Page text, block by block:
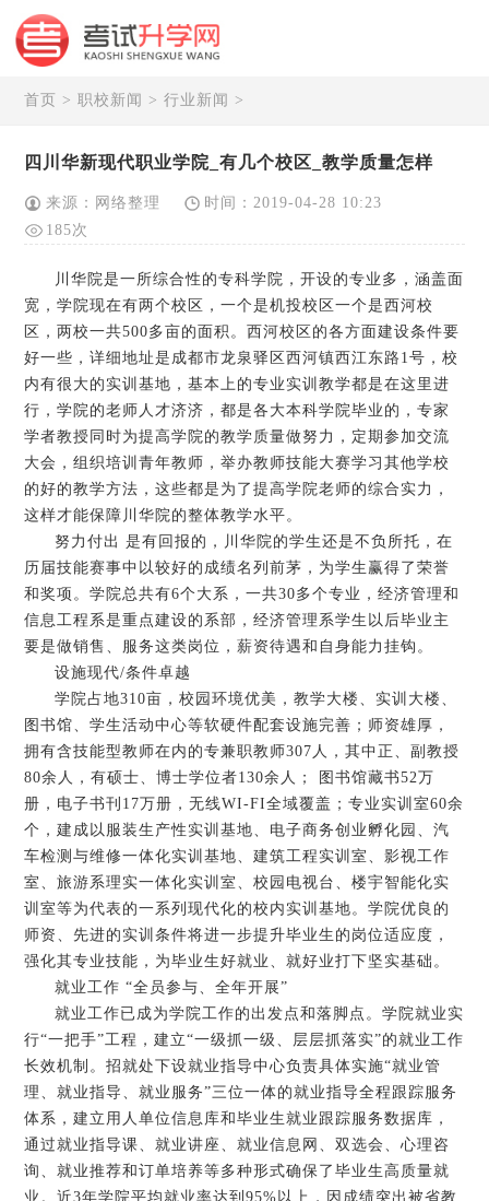
首页 >职校新闻 >行业新闻 >
四川华新现代职业学院_有几个校区_教学质量怎样
来源：网络整理
时间：2019-04-28 10:23
185次
川华院是一所综合性的专科学院，开设的专业多，涵盖面
宽，学院现在有两个校区，一个是机投校区一个是西河校
区，两校一共500多亩的面积。西河校区的各方面建设条件要
好一些，详细地址是成都市龙泉驿区西河镇西江东路1号，校
内有很大的实训基地，基本上的专业实训教学都是在这里进
行，学院的老师人才济济，都是各大本科学院毕业的，专家
学者教授同时为提高学院的教学质量做努力，定期参加交流
大会，组织培训青年教师，举办教师技能大赛学习其他学校
的好的教学方法，这些都是为了提高学院老师的综合实力，
这样才能保障川华院的整体教学水平。
努力付出 是有回报的，川华院的学生还是不负所托，在
历届技能赛事中以较好的成绩名列前茅，为学生赢得了荣誉
和奖项。学院总共有6个大系，一共30多个专业，经济管理和
信息工程系是重点建设的系部，经济管理系学生以后毕业主
要是做销售、服务这类岗位，薪资待遇和自身能力挂钩。
设施现代/条件卓越
学院占地310亩，校园环境优美，教学大楼、实训大楼、
图书馆、学生活动中心等软硬件配套设施完善；师资雄厚，
拥有含技能型教师在内的专兼职教师307人，其中正、副教授
80余人，有硕士、博士学位者130余人； 图书馆藏书52万
册，电子书刊17万册，无线WI-FI全域覆盖；专业实训室60余
个，建成以服装生产性实训基地、电子商务创业孵化园、汽
车检测与维修一体化实训基地、建筑工程实训室、影视工作
室、旅游系理实一体化实训室、校园电视台、楼宇智能化实
训室等为代表的一系列现代化的校内实训基地。学院优良的
师资、先进的实训条件将进一步提升毕业生的岗位适应度，
强化其专业技能，为毕业生好就业、就好业打下坚实基础。
就业工作 “全员参与、全年开展”
就业工作已成为学院工作的出发点和落脚点。学院就业实
行“一把手”工程，建立“一级抓一级、层层抓落实”的就业工作
长效机制。招就处下设就业指导中心负责具体实施“就业管
理、就业指导、就业服务”三位一体的就业指导全程跟踪服务
体系，建立用人单位信息库和毕业生就业跟踪服务数据库，
通过就业指导课、就业讲座、就业信息网、双选会、心理咨
询、就业推荐和订单培养等多种形式确保了毕业生高质量就
业。近3年学院平均就业率达到95%以上，因成绩突出被省教